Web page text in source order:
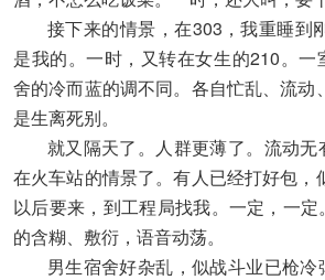
接下来的情景，在303，我重睡到
是我的。一时，又转在女生的210。一
舍的冷而蓝的调不同。各自忙乱、流动
是生离死别。
就又隔天了。人群更薄了。流动无
在火车站的情景了。有人已经打好包，
以后要来，到工程局找我。一定，一
的含糊、敷衍，语音动荡。
男生宿舍好杂乱，似战斗业已枪冷